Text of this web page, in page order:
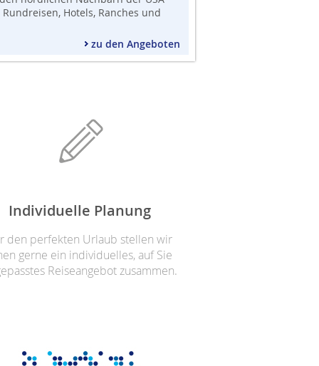
Hotels, Ranches und
zu den Angeboten
Individuelle Planung
den perfekten Urlaub stellen wir
gerne ein individuelles, auf Sie
Reiseangebot zusammen.